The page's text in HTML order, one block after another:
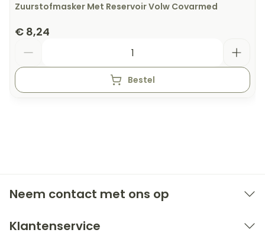
Zuurstofmasker Met Reservoir Volw Covarmed
€ 8,24
Bestel
Neem contact met ons op
Klantenservice